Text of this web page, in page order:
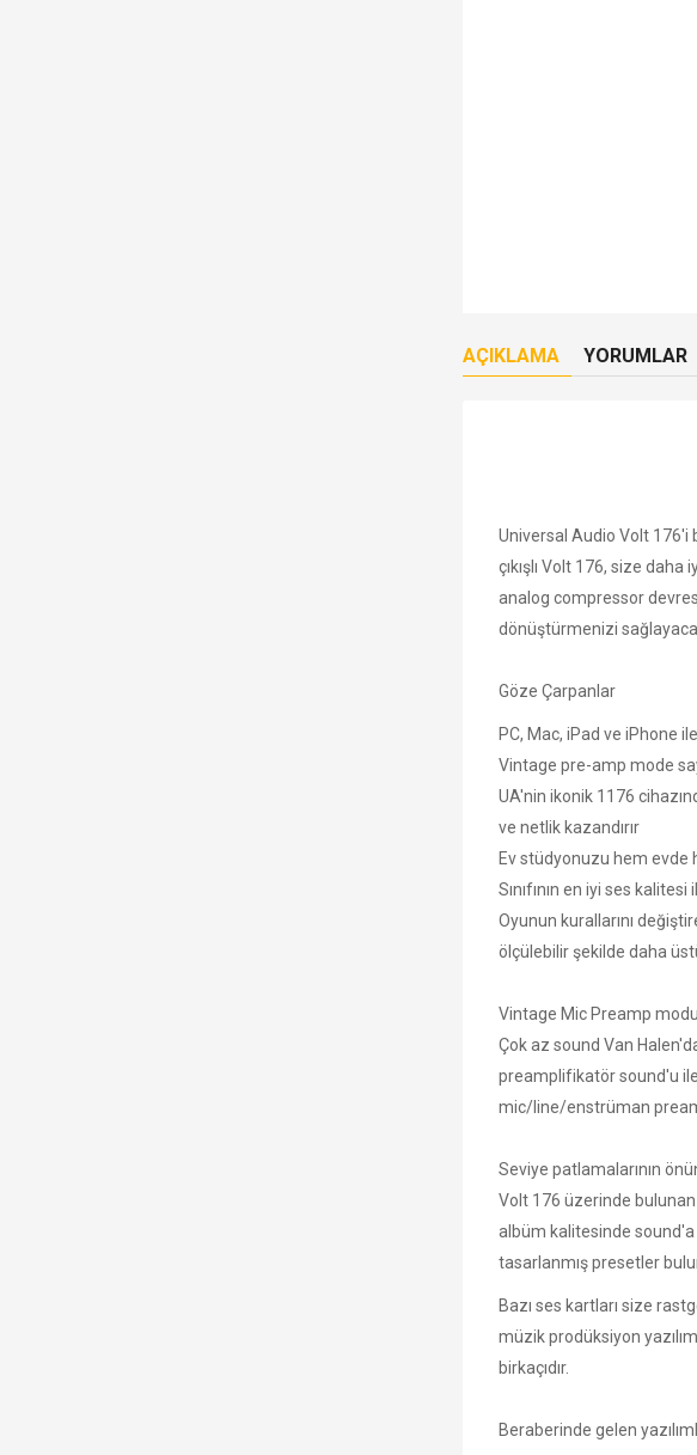
AÇIKLAMA YORUMLAR
Universal Audio Volt 176'i
çıkışlı Volt 176, size
analog compressor
dönüştürmenizi
Göze Çarpanlar
PC, Mac, iPad ve iPhone
Vintage pre-amp mode
UA'nin ikonik 1176
ve netlik kazandırır
Ev stüdyonuzu hem evde
Sınıfının en iyi ses kalitesi
Oyunun kurallarını
ölçülebilir şekilde daha
Vintage Mic Preamp
Çok az sound Van
preamplifikatör sound'u
mic/line/enstrüman
Seviye patlamalarının
Volt 176 üzerinde
albüm kalitesinde
tasarlanmış presetler
Bazı ses kartları size
müzik prodüksiyon
birkaçıdır.
Beraberinde gelen